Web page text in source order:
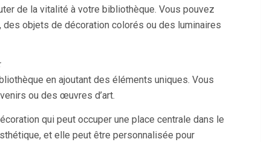
de la vitalité à votre bibliothèque. Vous pouvez
objets de décoration colorés ou des luminaires
en ajoutant des éléments uniques. Vous
ou des œuvres d’art.
qui peut occuper une place centrale dans le
et elle peut être personnalisée pour